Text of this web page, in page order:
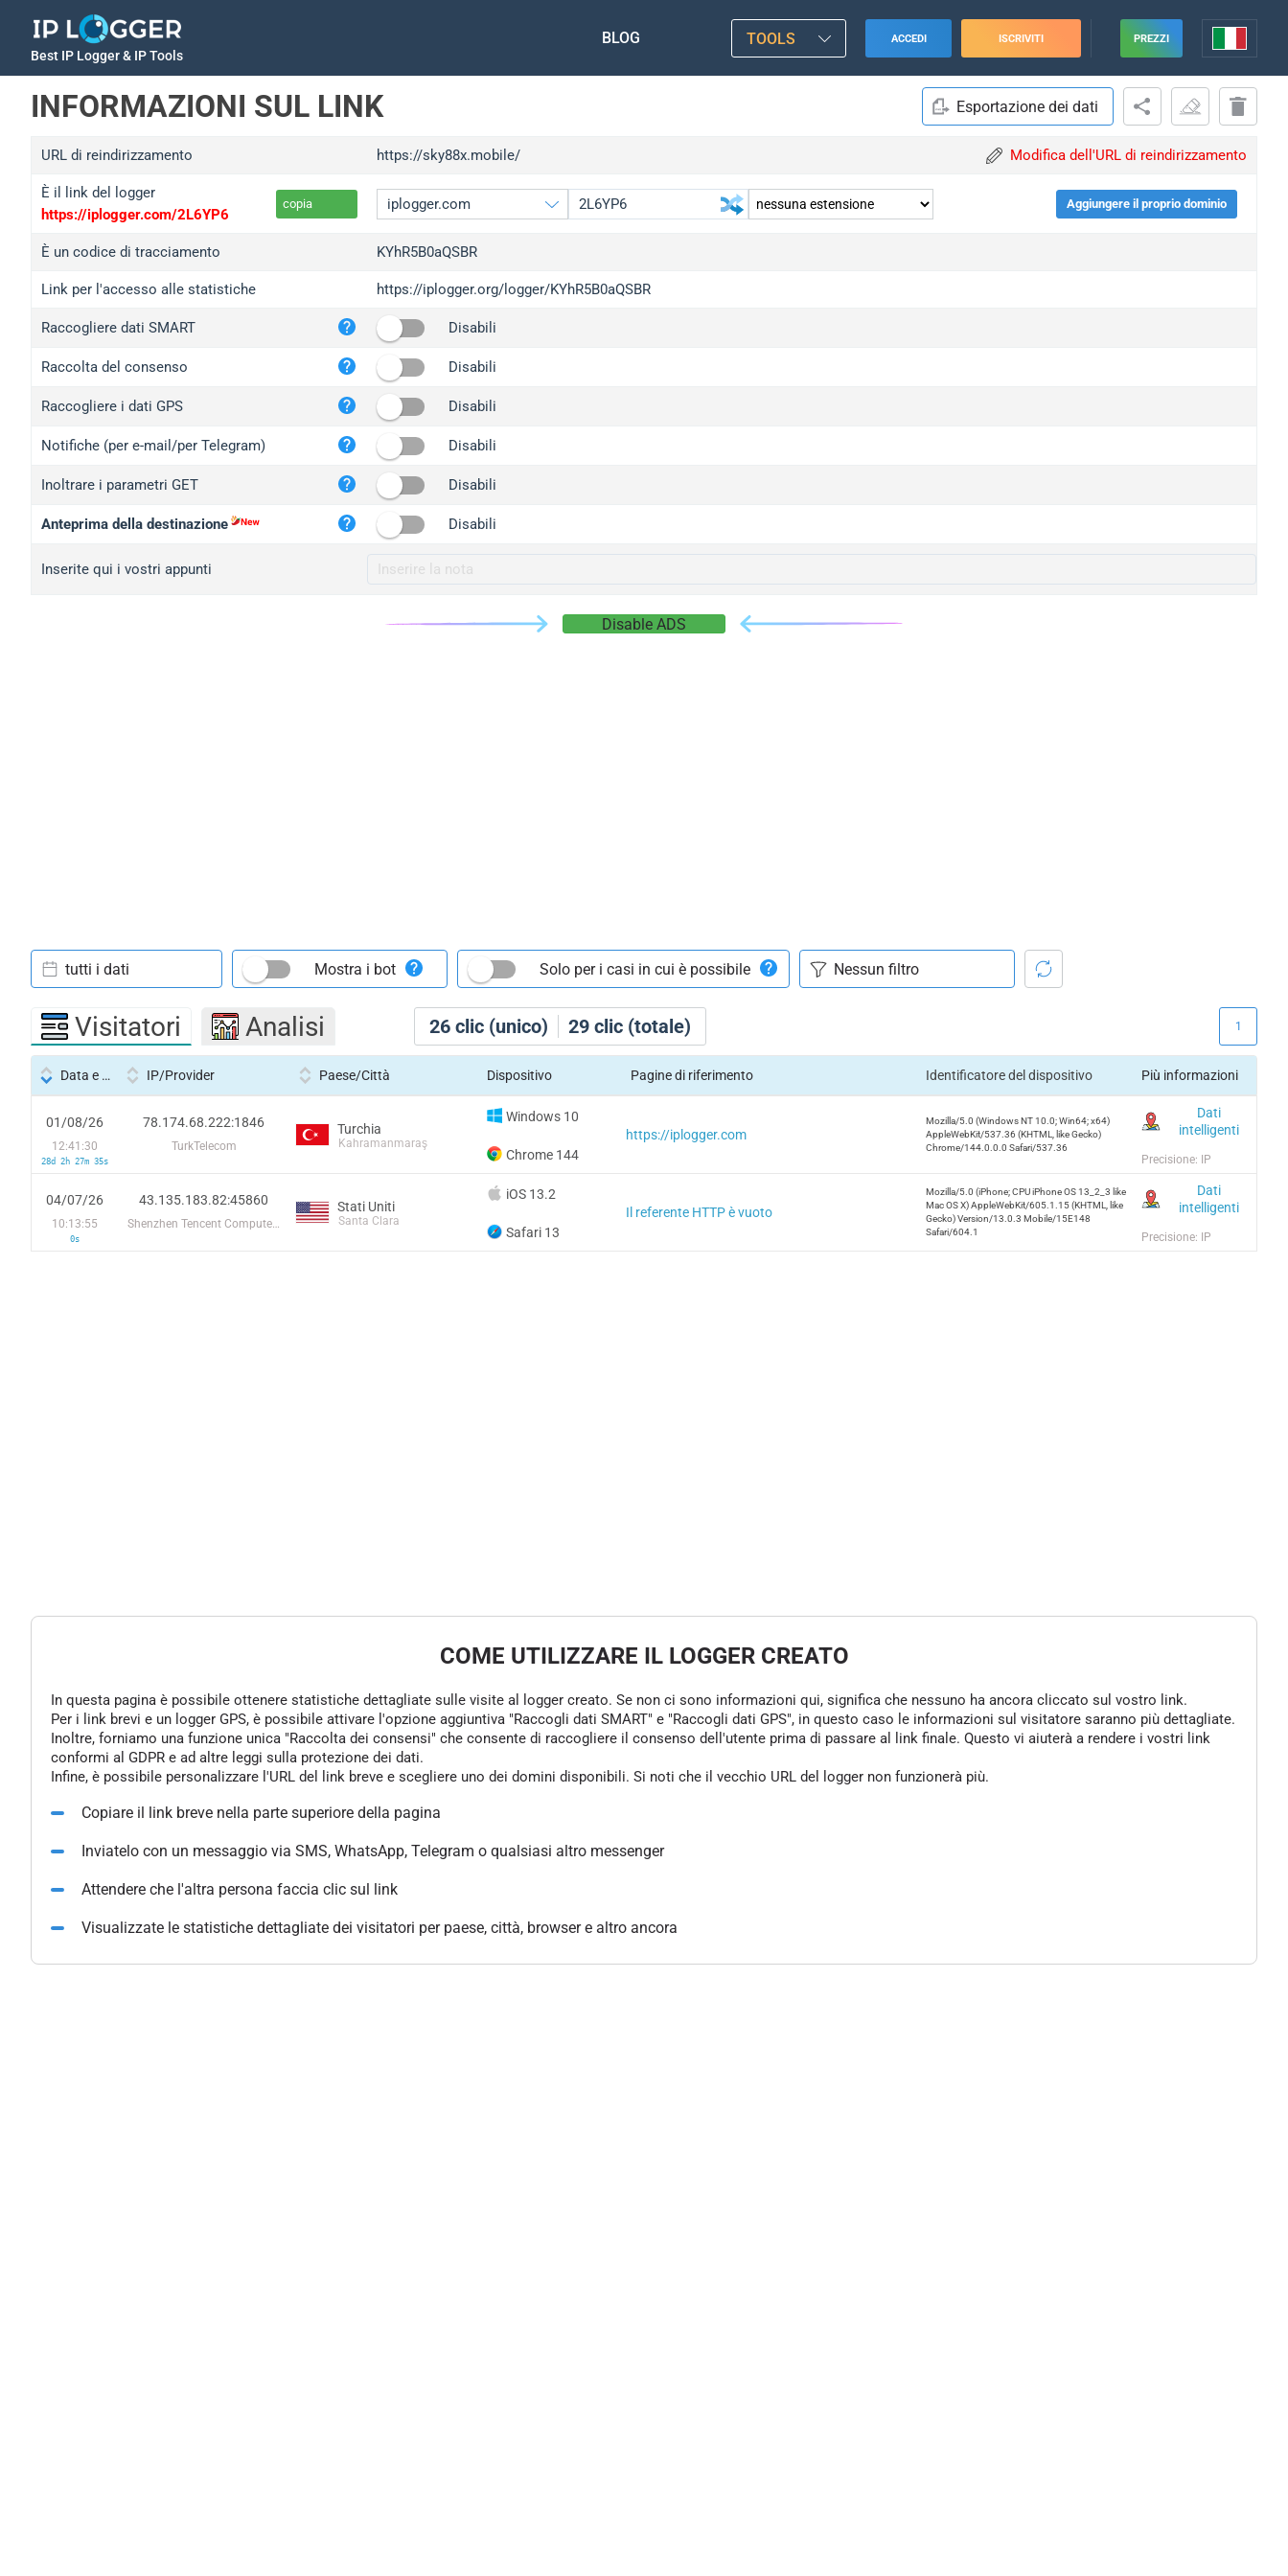
Best IP Logger & IP Tools
BLOG TOOLS ACCEDI ISCRIVITI PREZZI
INFORMAZIONI SUL LINK Esportazione dei dati
URL di reindirizzamento https://sky88x.mobile/ Modifica dell'URL di reindirizzamento
È il link del logger
https://iplogger.com/2L6YP6
copia
iplogger.org
wl.gl
ed.tc
iplogger.com
iplogger.co
2no.co
yip.su
iplogger.info
Aggiungere il proprio dominio
È un codice di tracciamento KYhR5B0aQSBR
Link per l'accesso alle statistiche https://iplogger.org/logger/KYhR5B0aQSBR
Raccogliere dati SMART Disabili
Raccolta del consenso Disabili
Raccogliere i dati GPS Disabili
Notifiche (per e-mail/per Telegram) Disabili
Inoltrare i parametri GET Disabili
Anteprima della destinazione Disabili
Inserite qui i vostri appunti
Disable ADS
26 clic (unico) 29 clic (totale)
tutti i dati Mostra i bot Solo per i casi in cui è possibile
Visitatori Analisi 1
Data e ora IP/Provider Paese/Città Dispositivo Pagine di riferimento Identificatore del dispositivo Più informazioni
01/08/26
12:41:30
28d 2h 27m 35s
78.174.68.222:1846
TurkTelecom
Turchia
Kahramanmaraş
Windows 10
Chrome 144
https://iplogger.com
Mozilla/5.0 (Windows NT 10.0; Win64; x64)
AppleWebKit/537.36 (KHTML, like Gecko)
Chrome/144.0.0.0 Safari/537.36
Dati
intelligenti
Precisione: IP
04/07/26
10:13:55
0s
43.135.183.82:45860
Shenzhen Tencent Computer Systems Company Limited
Stati Uniti
Santa Clara
iOS 13.2
Safari 13
Il referente HTTP è vuoto
Mozilla/5.0 (iPhone; CPU iPhone OS 13_2_3 like
Mac OS X) AppleWebKit/605.1.15 (KHTML, like
Gecko) Version/13.0.3 Mobile/15E148
Safari/604.1
Dati
intelligenti
Precisione: IP
COME UTILIZZARE IL LOGGER CREATO
In questa pagina è possibile ottenere statistiche dettagliate sulle visite al logger creato. Se non ci sono informazioni qui, significa che nessuno ha ancora cliccato sul vostro link.
Per i link brevi e un logger GPS, è possibile attivare l'opzione aggiuntiva "Raccogli dati SMART" e "Raccogli dati GPS", in questo caso le informazioni sul visitatore saranno più dettagliate.
Inoltre, forniamo una funzione unica "Raccolta dei consensi" che consente di raccogliere il consenso dell'utente prima di passare al link finale. Questo vi aiuterà a rendere i vostri link
conformi al GDPR e ad altre leggi sulla protezione dei dati.
Infine, è possibile personalizzare l'URL del link breve e scegliere uno dei domini disponibili. Si noti che il vecchio URL del logger non funzionerà più.
Copiare il link breve nella parte superiore della pagina
Inviatelo con un messaggio via SMS, WhatsApp, Telegram o qualsiasi altro messenger
Attendere che l'altra persona faccia clic sul link
Visualizzate le statistiche dettagliate dei visitatori per paese, città, browser e altro ancora